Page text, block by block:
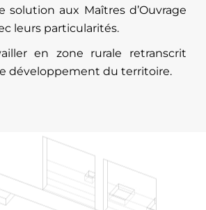
aux Maîtres d’Ouvrage
leurs particularités.
en zone rurale retranscrit
développement du territoire.